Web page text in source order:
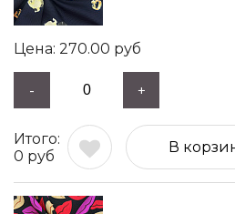
270.00 руб
- +
0 руб
В